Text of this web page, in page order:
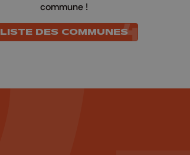
commune !
LISTE DES COMMUNES